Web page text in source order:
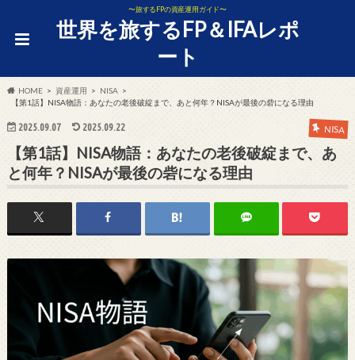
〜旅するFPの資産運用ガイド〜
世界を旅するFP＆IFAレポ
ート
HOME 資産運用
NISA
【第1話】NISA物語：あなたの老後破綻まで、あと何年？NISAが最後の砦になる理由
2025.09.07 2025.09.22 NISA
【第1話】NISA物語：あなたの老後破綻まで、あ
と何年？NISAが最後の砦になる理由